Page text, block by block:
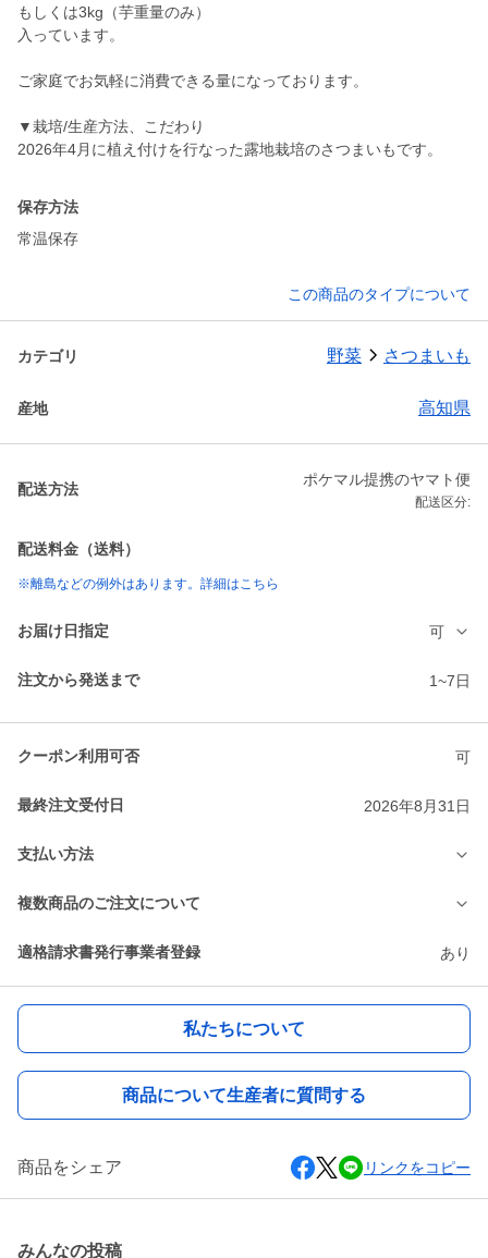
もしくは3kg（芋重量のみ）
入っています。
ご家庭でお気軽に消費できる量になっております。
▼栽培/生産方法、こだわり
2026年4月に植え付けを行なった露地栽培のさつまいもです。
保存方法
常温保存
この商品のタイプについて
カテゴリ 野菜 さつまいも
産地 高知県
配送方法
ポケマル提携のヤマト便
配送区分:
配送料金（送料）
※離島などの例外はあります。詳細はこちら
お届け日指定 可
注文から発送まで 1~7日
クーポン利用可否 可
最終注文受付日 2026年8月31日
支払い方法
複数商品のご注文について
適格請求書発行事業者登録 あり
私たちについて
商品について生産者に質問する
商品をシェア リンクをコピー
みんなの投稿